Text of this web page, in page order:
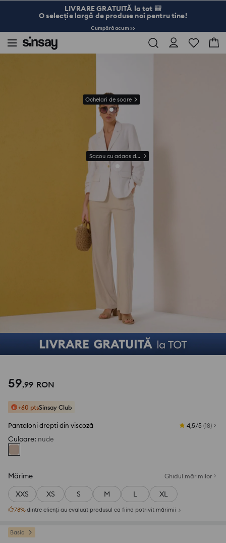
LIVRARE GRATUITĂ la tot 🎒
O selecție largă de produse noi pentru tine!
Cumpără acum >>
Sacou cu adaos de in
Ochelari de soare
59,99 RON
+60 ptsSinsay Club
Pantaloni drepti din viscoză 4,5/5 (18)
Culoare: nude
Mărime Ghidul mărimilor
XXS XS S M L XL
78%dintre clienți au evaluat produsul ca fiind potrivit mărimii
Basic